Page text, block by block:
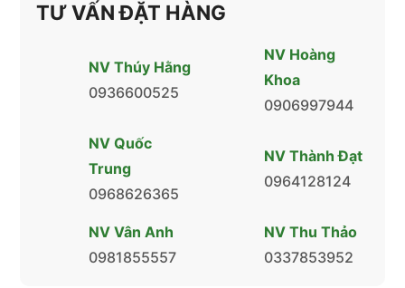
TƯ VẤN ĐẶT HÀNG
NV Thúy Hằng
0936600525
NV Hoàng
Khoa
0906997944
NV Quốc
Trung
0968626365
NV Thành Đạt
0964128124
NV Vân Anh
0981855557
NV Thu Thảo
0337853952